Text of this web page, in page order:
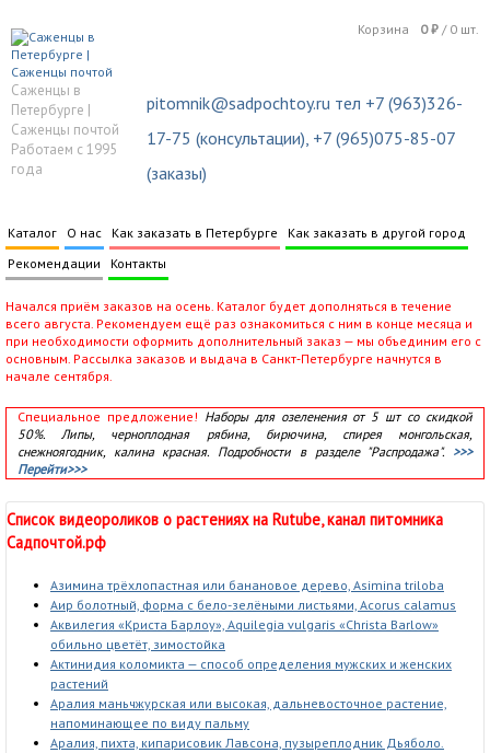
Саженцы в
Петербурге |
Саженцы почтой
Работаем с 1995
года
Корзина 0₽ / 0 шт.
pitomnik@sadpochtoy.ru тел +7 (963)326-
17-75 (консультации), +7 (965)075-85-07
(заказы)
Каталог О нас Как заказать в Петербурге
Как заказать в другой город
Рекомендации
Контакты
Начался приём заказов на осень. Каталог будет дополняться в течение
всего августа. Рекомендуем ещё раз ознакомиться с ним в конце месяца и
при необходимости оформить дополнительный заказ — мы объединим его с
основным. Рассылка заказов и выдача в Санкт‑Петербурге начнутся в
начале сентября.
Специальное предложение! Наборы для озеленения от 5 шт со скидкой
50%. Липы, черноплодная рябина, бирючина, спирея монгольская,
снежноягодник, калина красная. Подробности в разделе "Распродажа". >>>
Перейти>>>
Список видеороликов о растениях на Rutube, канал питомника
Садпочтой.рф
Азимина трёхлопастная или банановое дерево, Asimina triloba
Аир болотный, форма с бело-зелёными листьями, Acorus calamus
Аквилегия «Криста Барлоу», Aquilegia vulgaris «Christa Barlow»
обильно цветёт, зимостойка
Актинидия коломикта — способ определения мужских и женских
растений
Аралия маньчжурская или высокая, дальневосточное растение,
напоминающее по виду пальму
Аралия, пихта, кипарисовик Лавсона, пузыреплодник Дьяболо.